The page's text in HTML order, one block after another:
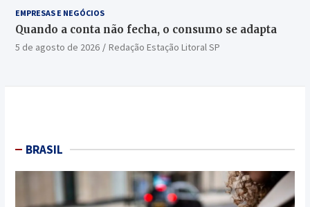
EMPRESAS E NEGÓCIOS
Quando a conta não fecha, o consumo se adapta
5 de agosto de 2026 Redação Estação Litoral SP
BRASIL